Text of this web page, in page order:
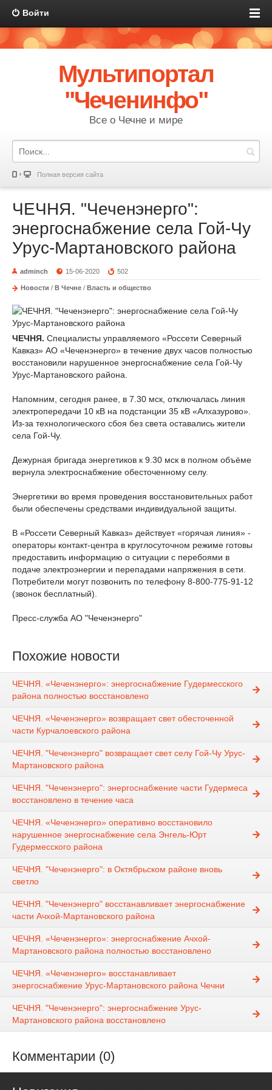
Войти
Мультипортал
"Чеченинфо"
Все о Чечне и мире
Полная версия сайта
ЧЕЧНЯ. "Чеченэнерго":
энергоснабжение села Гой-Чу
Урус-Мартановского района
adminch 15-06-2020 502
Новости / В Чечне / Власть и общество
ЧЕЧНЯ. Специалисты управляемого «Россети Северный
Кавказ» АО «Чеченэнерго» в течение двух часов полностью
восстановили нарушенное энергоснабжение села Гой-Чу
Урус-Мартановского района.
Напомним, сегодня ранее, в 7.30 мск, отключалась линия
электропередачи 10 кВ на подстанции 35 кВ «Алхазурово».
Из-за технологического сбоя без света оставались жители
села Гой-Чу.
Дежурная бригада энергетиков к 9.30 мск в полном объёме
вернула электроснабжение обесточенному селу.
Энергетики во время проведения восстановительных работ
были обеспечены средствами индивидуальной защиты.
В «Россети Северный Кавказ» действует «горячая линия» -
операторы контакт-центра в круглосуточном режиме готовы
предоставить информацию о ситуации с перебоями в
подаче электроэнергии и перепадами напряжения в сети.
Потребители могут позвонить по телефону 8-800-775-91-12
(звонок бесплатный).
Пресс-служба АО "Чеченэнерго"
Похожие новости
ЧЕЧНЯ. «Чеченэнерго»: энергоснабжение Гудермесского
района полностью восстановлено
ЧЕЧНЯ. «Чеченэнерго» возвращает свет обесточенной
части Курчалоевского района
ЧЕЧНЯ. "Чеченэнерго" возвращает свет селу Гой-Чу Урус-
Мартановского района
ЧЕЧНЯ. "Чеченэнерго": энергоснабжение части Гудермеса
восстановлено в течение часа
ЧЕЧНЯ. «Чеченэнерго» оперативно восстановило
нарушенное энергоснабжение села Энгель-Юрт
Гудермесского района
ЧЕЧНЯ. "Чеченэнерго": в Октябрьском районе вновь
светло
ЧЕЧНЯ. "Чеченэнерго" восстанавливает энергоснабжение
части Ачхой-Мартановского района
ЧЕЧНЯ. «Чеченэнерго»: энергоснабжение Ачхой-
Мартановского района полностью восстановлено
ЧЕЧНЯ. «Чеченэнерго» восстанавливает
энергоснабжение Урус-Мартановского района Чечни
ЧЕЧНЯ. "Чеченэнерго": энергоснабжение Урус-
Мартановского района восстановлено
Комментарии (0)